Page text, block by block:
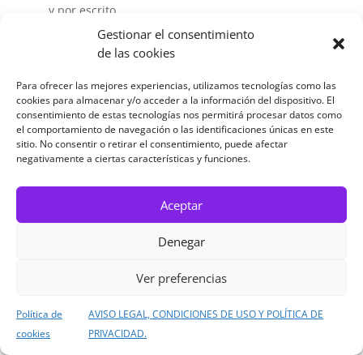
Gestionar el consentimiento
de las cookies
Para ofrecer las mejores experiencias, utilizamos tecnologías como las
cookies para almacenar y/o acceder a la información del dispositivo. El
consentimiento de estas tecnologías nos permitirá procesar datos como
el comportamiento de navegación o las identificaciones únicas en este
sitio. No consentir o retirar el consentimiento, puede afectar
negativamente a ciertas características y funciones.
Aceptar
Denegar
Ver preferencias
Política de
cookies
AVISO LEGAL, CONDICIONES DE USO Y POLÍTICA DE
PRIVACIDAD.
y por escrito.
SANDRA PATRICIA BEDOYA ZULUAGA no autoriza
el establecimiento de un enlace al «Sitio Web»
materiales, información o contenidos ilícitos,
ilegales, degradantes, obscenos, y en general,
que contravengan la moral, el orden público o
las normas sociales generalmente aceptadas.
SANDRA PATRICIA BEDOYA ZULUAGA no tiene
información, contenidos, productos o servicios
facilitados por otros sitios Web que tengan
establecidos enlaces con destino al «Sitio Web».
SANDRA PATRICIA BEDOYA ZULUAGA no asume
ningún tipo de responsabilidad por cualquier
aspecto relativo al «Sitio Web» que establece ese
enlace con destino al «Sitio Web», en concreto, a